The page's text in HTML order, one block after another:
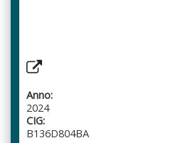
Anno:
2024
CIG:
B136D804BA